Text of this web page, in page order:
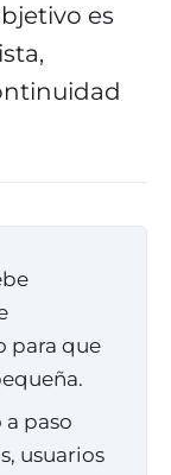
es
para que
paso
usuarios